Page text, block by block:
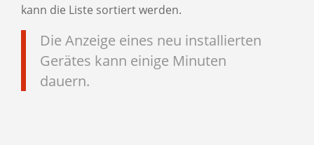
kann die Liste sortiert werden.
Die Anzeige eines neu installierten
Gerätes kann einige Minuten
dauern.